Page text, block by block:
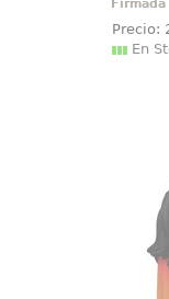
Firmada
Precio:
En
Figura
La
que